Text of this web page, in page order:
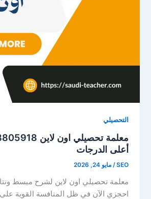
التحصيلي
أعلى الدرجات
SEO
/مايو 24, 2026
معلمة تحصيلي اون لاين لشرح مبسط
احجزي الآن في ظل المنافسة القوية على